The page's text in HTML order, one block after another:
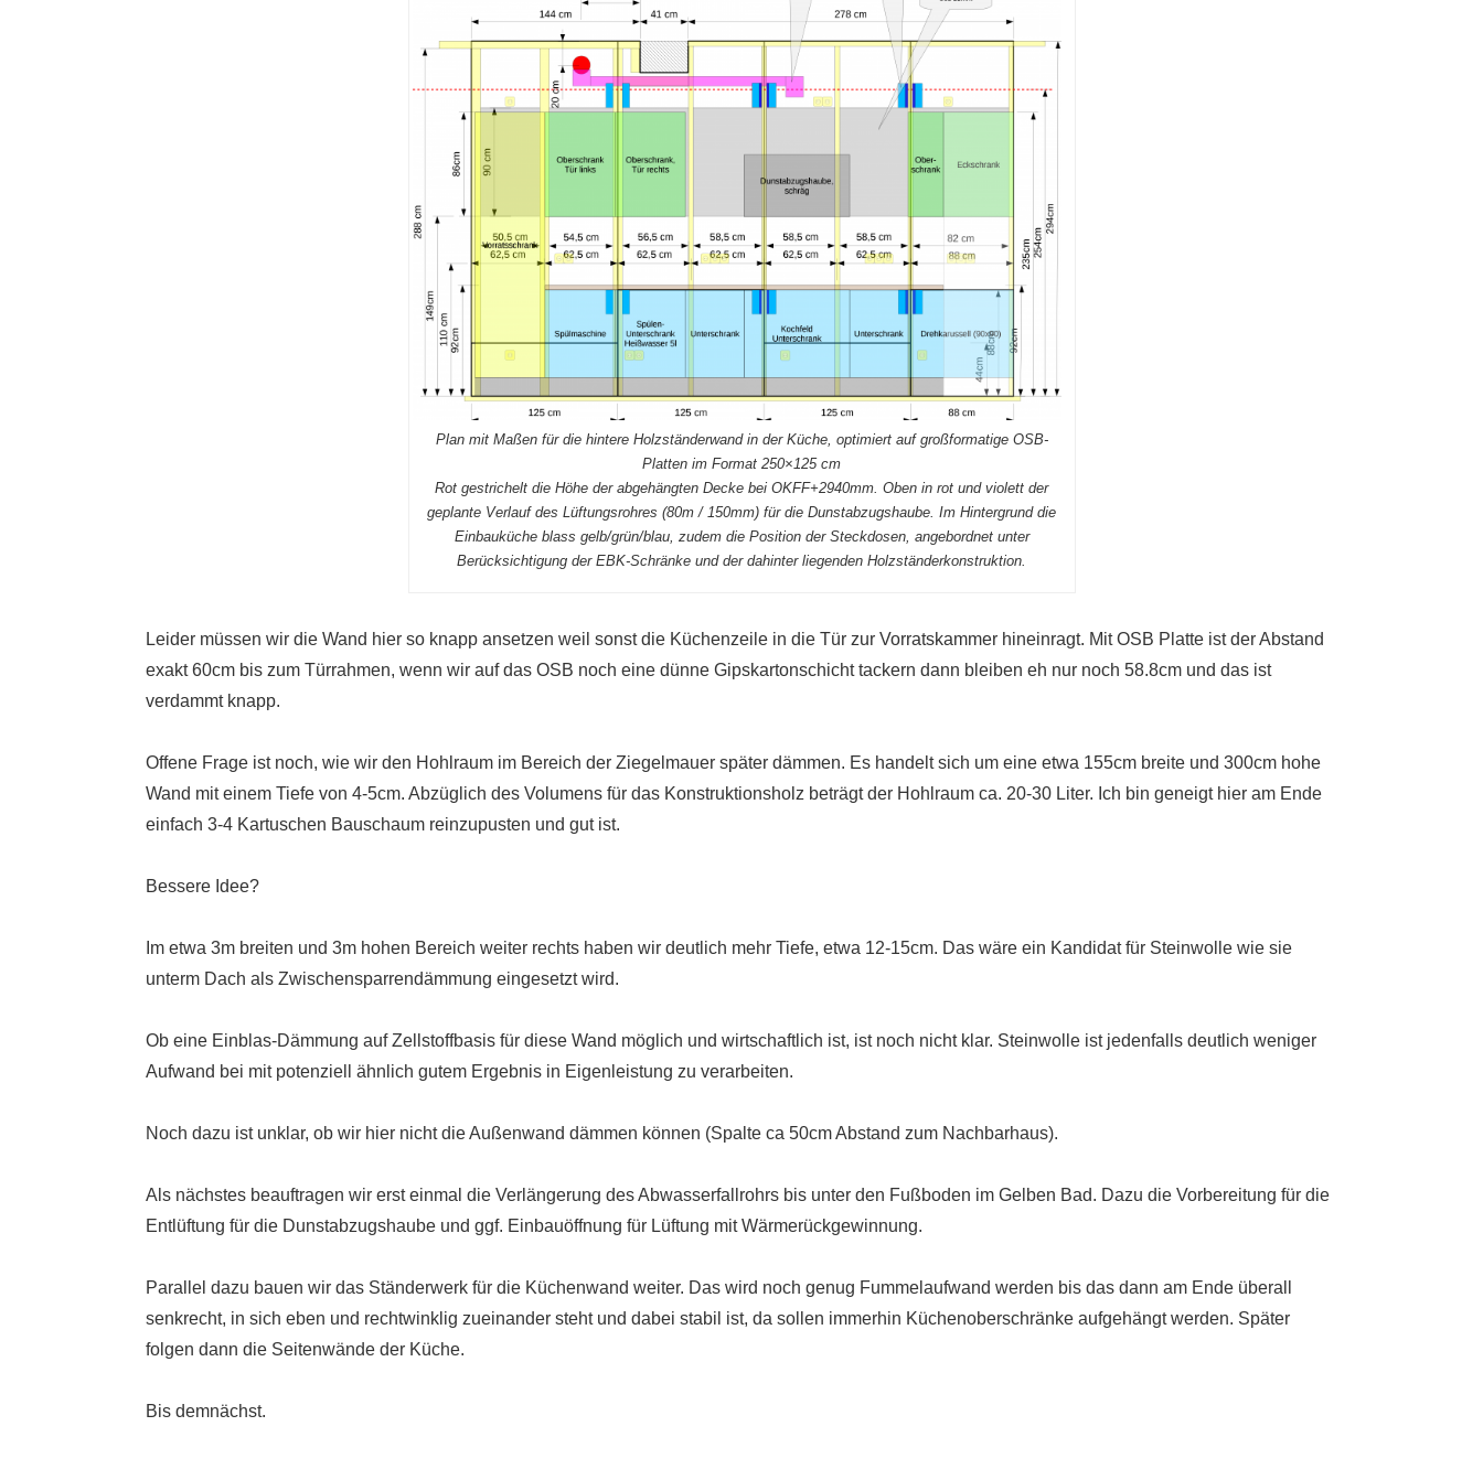
Plan mit Maßen für die hintere Holzständerwand in der Küche, optimiert auf großformatige OSB-
Platten im Format 250×125 cm
Rot gestrichelt die Höhe der abgehängten Decke bei OKFF+2940mm. Oben in rot und violett der
geplante Verlauf des Lüftungsrohres (80m / 150mm) für die Dunstabzugshaube. Im Hintergrund die
Einbauküche blass gelb/grün/blau, zudem die Position der Steckdosen, angebordnet unter
Berücksichtigung der EBK-Schränke und der dahinter liegenden Holzständerkonstruktion.
Leider müssen wir die Wand hier so knapp ansetzen weil sonst die Küchenzeile in die Tür zur Vorratskammer hineinragt. Mit OSB Platte ist der Abstand
exakt 60cm bis zum Türrahmen, wenn wir auf das OSB noch eine dünne Gipskartonschicht tackern dann bleiben eh nur noch 58.8cm und das ist
verdammt knapp.
Offene Frage ist noch, wie wir den Hohlraum im Bereich der Ziegelmauer später dämmen. Es handelt sich um eine etwa 155cm breite und 300cm hohe
Wand mit einem Tiefe von 4-5cm. Abzüglich des Volumens für das Konstruktionsholz beträgt der Hohlraum ca. 20-30 Liter. Ich bin geneigt hier am Ende
einfach 3-4 Kartuschen Bauschaum reinzupusten und gut ist.
Bessere Idee?
Im etwa 3m breiten und 3m hohen Bereich weiter rechts haben wir deutlich mehr Tiefe, etwa 12-15cm. Das wäre ein Kandidat für Steinwolle wie sie
unterm Dach als Zwischensparrendämmung eingesetzt wird.
Ob eine Einblas-Dämmung auf Zellstoffbasis für diese Wand möglich und wirtschaftlich ist, ist noch nicht klar. Steinwolle ist jedenfalls deutlich weniger
Aufwand bei mit potenziell ähnlich gutem Ergebnis in Eigenleistung zu verarbeiten.
Noch dazu ist unklar, ob wir hier nicht die Außenwand dämmen können (Spalte ca 50cm Abstand zum Nachbarhaus).
Als nächstes beauftragen wir erst einmal die Verlängerung des Abwasserfallrohrs bis unter den Fußboden im Gelben Bad. Dazu die Vorbereitung für die
Entlüftung für die Dunstabzugshaube und ggf. Einbauöffnung für Lüftung mit Wärmerückgewinnung.
Parallel dazu bauen wir das Ständerwerk für die Küchenwand weiter. Das wird noch genug Fummelaufwand werden bis das dann am Ende überall
senkrecht, in sich eben und rechtwinklig zueinander steht und dabei stabil ist, da sollen immerhin Küchenoberschränke aufgehängt werden. Später
folgen dann die Seitenwände der Küche.
Bis demnächst.